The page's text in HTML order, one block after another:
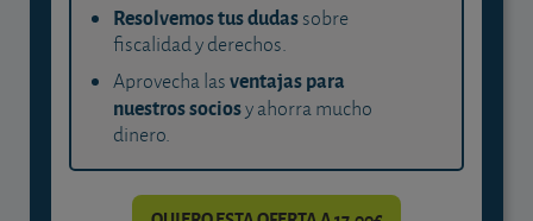
Resolvemos tus dudassobre
fiscalidad y derechos.
Aprovecha lasventajas para
nuestros sociosy ahorra mucho
dinero.